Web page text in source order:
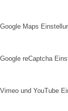
Google Maps
Google reCaptcha
Vimeo und YouTube